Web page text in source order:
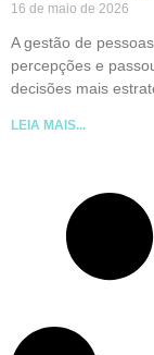
16 de maio de 2026
A gestão de
percepções e
decisões mais
LEIA MAIS...